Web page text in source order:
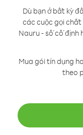
Dù bạn ở bất kỳ
các cuộc gọi
Nauru - số cố định
Mua gói tín dụng
theo